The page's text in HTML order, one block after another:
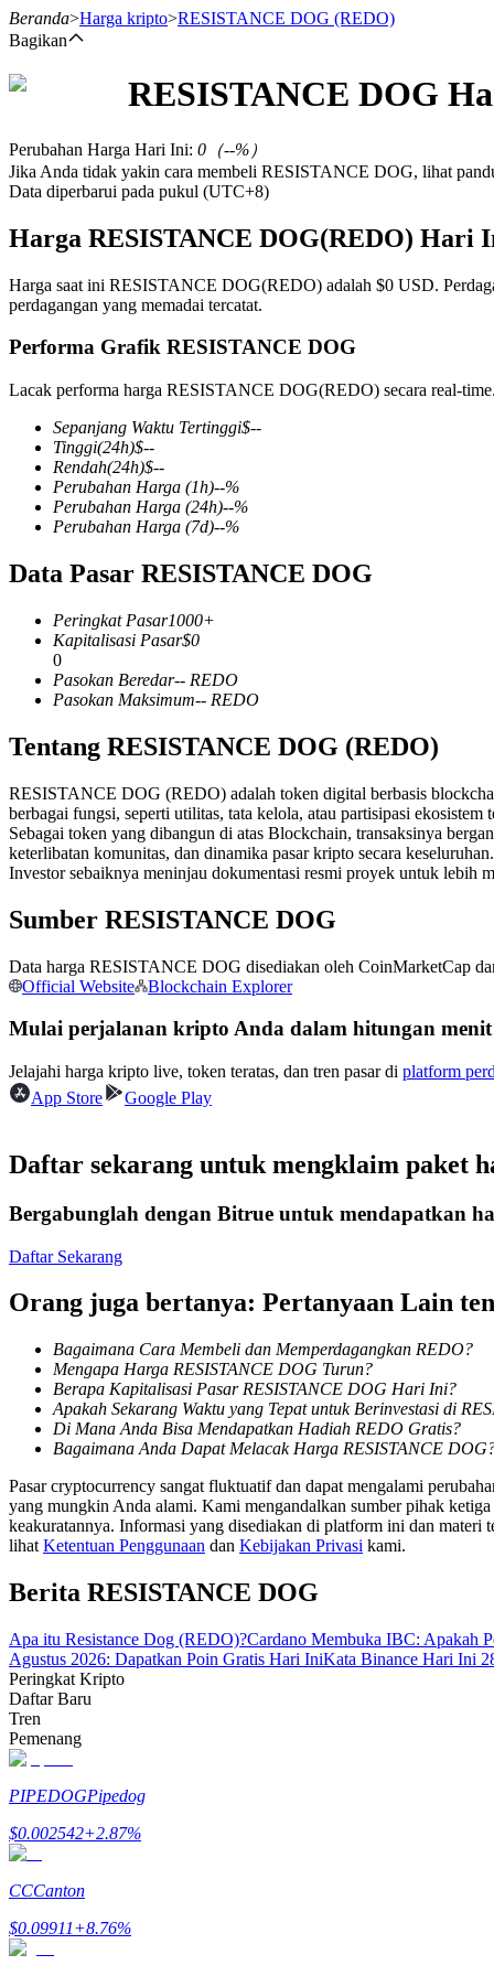
Mata Uang Kripto Berjangka
TradFi
Derivatif saham, forex, logam mulia, dan komoditas
USDC Berjangka
Menjadi Pedagang Salinan
Nikmati pembagian keuntungan dan komisi copy trading
Informasi
Analisis data besar termasuk info perdagangan, dll.
Beranda>Harga kripto>RESISTANCE DOG (REDO)
Bagikan
RESISTANCE DOG
Perubahan Harga Hari Ini: 0 （--%）
Jika Anda tidak yakin cara membeli RESISTANCE DOG, lihat
Data diperbarui pada pukul (UTC+8)
Harga RESISTANCE DOG(REDO) Hari
Harga saat ini RESISTANCE DOG(REDO) adalah $0 USD.
perdagangan yang memadai tercatat.
Performa Grafik RESISTANCE DOG
Lacak performa harga RESISTANCE DOG(REDO) secara real-time.
Sepanjang Waktu Tertinggi$--
Tinggi(24h)$--
Rendah(24h)$--
Perubahan Harga (1h)--%
Perubahan Harga (24h)--%
Perubahan Harga (7d)--%
Data Pasar RESISTANCE DOG
Peringkat Pasar1000+
Kapitalisasi Pasar$0
0
Pasokan Beredar-- REDO
Pasokan Maksimum-- REDO
Tentang RESISTANCE DOG (REDO)
RESISTANCE DOG (REDO) adalah token digital berbasis
berbagai fungsi, seperti utilitas, tata kelola, atau partisipasi ekosistem
Sebagai token yang dibangun di atas Blockchain, transaksinya
keterlibatan komunitas, dan dinamika pasar kripto secara keseluruhan.
Investor sebaiknya meninjau dokumentasi resmi proyek untuk lebih
Sumber RESISTANCE DOG
Data harga RESISTANCE DOG disediakan oleh CoinMarketCap
Official Website
Blockchain Explorer
Mulai perjalanan kripto Anda dalam hitungan menit
Jelajahi harga kripto live, token teratas, dan tren pasar di platform
App Store
Google Play
Daftar sekarang untuk mengklaim paket
Bergabunglah dengan Bitrue untuk mendapatkan
Daftar Sekarang
Orang juga bertanya: Pertanyaan Lain
Bagaimana Cara Membeli dan Memperdagangkan REDO?
Mengapa Harga RESISTANCE DOG Turun?
Berapa Kapitalisasi Pasar RESISTANCE DOG Hari Ini?
Apakah Sekarang Waktu yang Tepat untuk Berinvestasi di
Di Mana Anda Bisa Mendapatkan Hadiah REDO Gratis?
Bagaimana Anda Dapat Melacak Harga RESISTANCE
Pasar cryptocurrency sangat fluktuatif dan dapat mengalami
yang mungkin Anda alami. Kami mengandalkan sumber pihak
keakuratannya. Informasi yang disediakan di platform ini dan
lihat Ketentuan Penggunaan dan Kebijakan Privasi kami.
Berita RESISTANCE DOG
Apa itu Resistance Dog (REDO)?Cardano Membuka IBC: Apakah
Agustus 2026: Dapatkan Poin Gratis Hari IniKata Binance Hari Ini
Peringkat Kripto
Daftar Baru
Tren
Pemenang
PIPEDOGPipedog
$0.002542+2.87%
CCCanton
$0.09911+8.76%